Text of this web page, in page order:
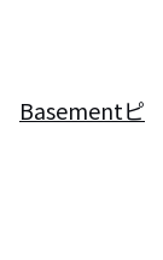
Basementピ